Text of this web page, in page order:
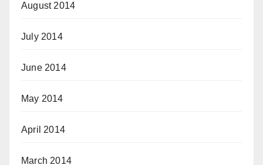
August 2014
July 2014
June 2014
May 2014
April 2014
March 2014